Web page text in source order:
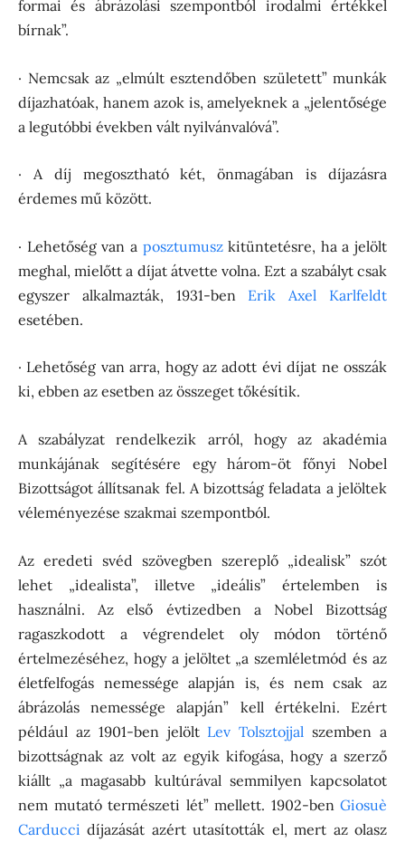
formai és ábrázolási szempontból irodalmi értékkel
bírnak”.
· Nemcsak az „elmúlt esztendőben született” munkák
díjazhatóak, hanem azok is, amelyeknek a „jelentősége
a legutóbbi években vált nyilvánvalóvá”.
· A díj megosztható két, önmagában is díjazásra
érdemes mű között.
· Lehetőség van a posztumuszkitüntetésre, ha a jelölt
meghal, mielőtt a díjat átvette volna. Ezt a szabályt csak
egyszer alkalmazták, 1931-ben Erik Axel Karlfeldt
esetében.
· Lehetőség van arra, hogy az adott évi díjat ne osszák
ki, ebben az esetben az összeget tőkésítik.
A szabályzat rendelkezik arról, hogy az akadémia
munkájának segítésére egy három-öt főnyi Nobel
Bizottságot állítsanak fel. A bizottság feladata a jelöltek
véleményezése szakmai szempontból.
Az eredeti svéd szövegben szereplő „idealisk” szót
lehet „idealista”, illetve „ideális” értelemben is
használni. Az első évtizedben a Nobel Bizottság
ragaszkodott a végrendelet oly módon történő
értelmezéséhez, hogy a jelöltet „a szemléletmód és az
életfelfogás nemessége alapján is, és nem csak az
ábrázolás nemessége alapján” kell értékelni. Ezért
például az 1901-ben jelölt Lev Tolsztojjal szemben a
bizottságnak az volt az egyik kifogása, hogy a szerző
kiállt „a magasabb kultúrával semmilyen kapcsolatot
nem mutató természeti lét” mellett. 1902-ben Giosuè
Carducci díjazását azért utasították el, mert az olasz